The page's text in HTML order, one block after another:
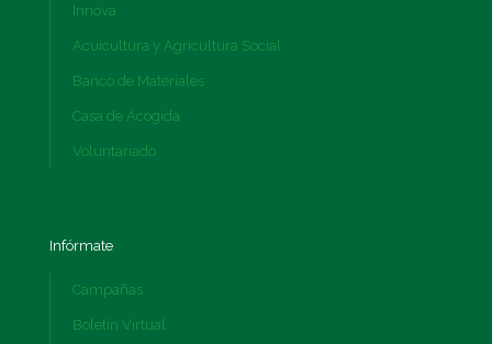
Innova
Acuicultura y Agricultura Social
Banco de Materiales
Casa de Acogida
Voluntariado
Infórmate
Campañas
Boletín Virtual